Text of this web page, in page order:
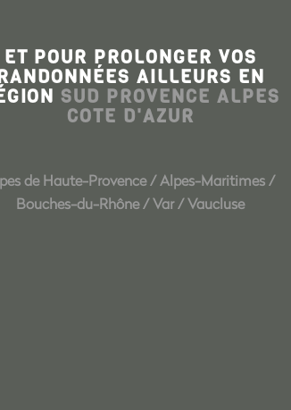
ET POUR PROLONGER VOS
AILLEURS EN
SUD PROVENCE ALPES
COTE D'AZUR
de Haute-Provence/Alpes-Maritimes/
Bouches-du-Rhône/Var/Vaucluse